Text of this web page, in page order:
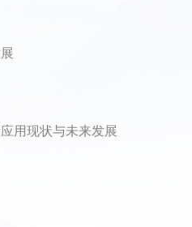
用现状与未来发展